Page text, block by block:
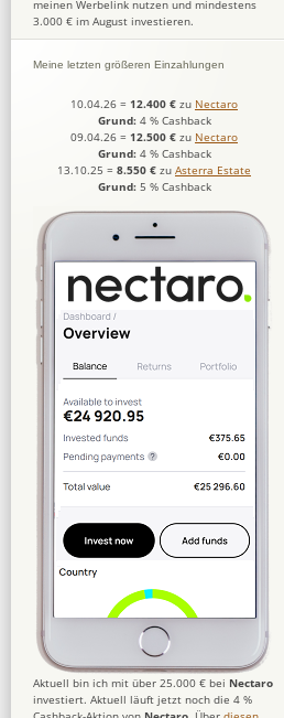
meinen Werbelink nutzen und mindestens
3.000 € im August investieren.
Meine letzten größeren Einzahlungen
10.04.26 = 12.400 € zu Nectaro
Grund: 4 % Cashback
09.04.26 = 12.500 € zu Nectaro
Grund: 4 % Cashback
13.10.25 = 8.550 € zu Asterra Estate
Grund: 5 % Cashback
Aktuell bin ich mit über 25.000 € bei Nectaro
investiert. Aktuell läuft jetzt noch die 4 %